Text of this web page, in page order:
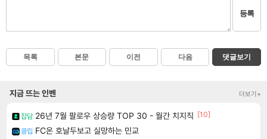
등록
목록 본문 이전 다음 댓글보기
지금 뜨는 인벤 더보기+
잡담 26년 7월 팔로우 상승량 TOP 30 - 월간 치지직 [10]
클립 FC온 호날두보고 실망하는 민교